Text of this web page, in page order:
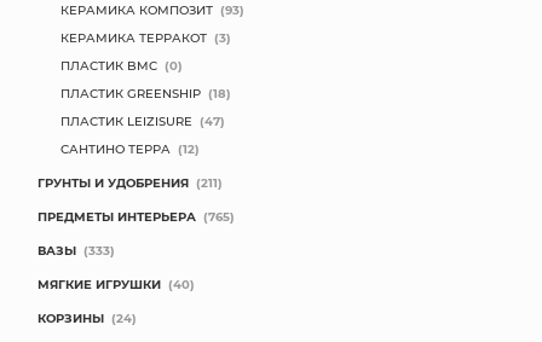
КЕРАМИКА КОМПОЗИТ (93)
КЕРАМИКА ТЕРРАКОТ (3)
ПЛАСТИК BMC (0)
ПЛАСТИК GREENSHIP (18)
ПЛАСТИК LEIZISURE (47)
САНТИНО ТЕРРА (12)
ГРУНТЫ И УДОБРЕНИЯ (211)
ПРЕДМЕТЫ ИНТЕРЬЕРА (765)
ВАЗЫ (333)
МЯГКИЕ ИГРУШКИ (40)
КОРЗИНЫ (24)